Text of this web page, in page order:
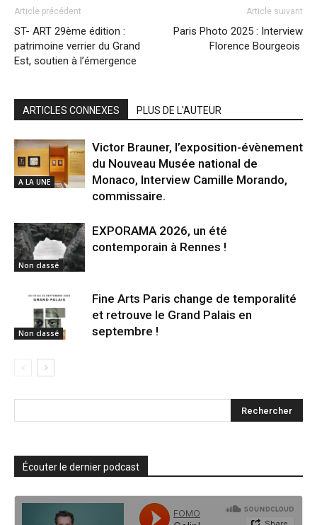
Article précédent
ST- ART 29ème édition :
patrimoine verrier du Grand
Est, soutien à l’émergence
Article suivant
Paris Photo 2025 : Interview
Florence Bourgeois
ARTICLES CONNEXES PLUS DE L'AUTEUR
A LA UNE
Victor Brauner, l’exposition-évènement
du Nouveau Musée national de
Monaco, Interview Camille Morando,
commissaire.
Non classé
EXPORAMA 2026, un été
contemporain à Rennes !
Non classé
Fine Arts Paris change de temporalité
et retrouve le Grand Palais en
septembre !
Écouter le dernier podcast